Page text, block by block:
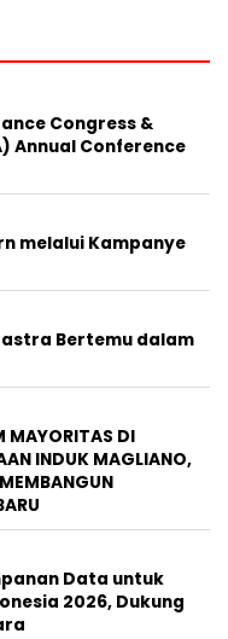
Congress &
Annual Conference
melalui Kampanye
Bertemu dalam
MAYORITAS DI
INDUK MAGLIANO,
Data untuk
2026, Dukung